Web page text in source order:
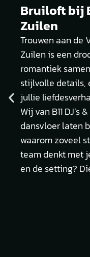
Bruiloft bij
Zuilen
Trouwen aan de
Zuilen is een
romantiek
stijlvolle details,
jullie
Wij van B11
dansvloer laten
waarom zoveel
team denkt met
en de setting?